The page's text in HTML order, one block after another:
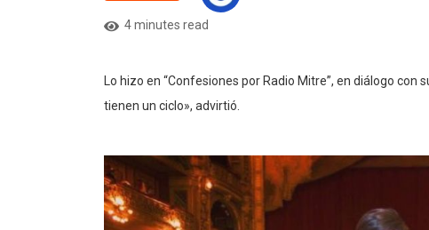
4 minutes read
Lo hizo en “Confesiones por Radio Mitre”, en diálogo
tienen un ciclo», advirtió.